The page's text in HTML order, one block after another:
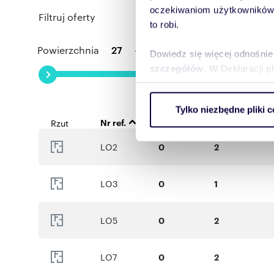
oczekiwaniom
to robi.
Dowiedz się więcej
szczegółów . W Deklaracji
ruch w naszej witrynie.
reklamowym i
uzyskanymi podczas
Tylko niezbędne pliki
Numer oferty: LO13
Filtruj oferty
Powierzchnia - Pokoje
Rzut Nr ref.
LO2
0 2
LO3 0 1
LO5 0 2
LO7 0 2